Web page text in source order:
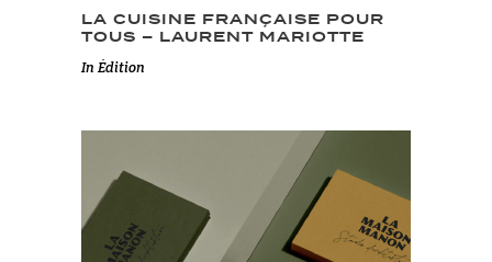
LA CUISINE FRANÇAISE POUR
TOUS – LAURENT MARIOTTE
In Édition